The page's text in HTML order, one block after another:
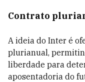
Contrato
A ideia do Inter é
plurianual,
liberdade para
aposentadoria do